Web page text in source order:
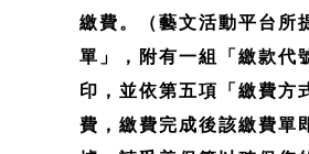
繳費。（藝文活動平台所
單」，附有一組「繳款代
印，並依第五項「繳費方
費，繳費完成後該繳費單